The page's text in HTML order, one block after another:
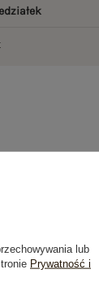
lub
Prywatność i